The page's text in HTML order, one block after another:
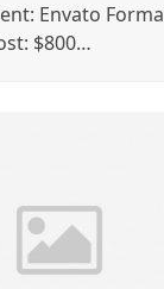
Envato
$800…